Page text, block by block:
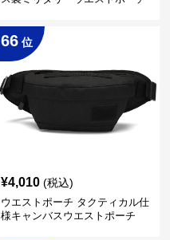
66 位
¥4,010 (税込)
ウエストポーチ タクティカル仕
様キャンバスウエストポーチ